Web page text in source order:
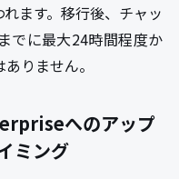
ます。移行後、チャッ
でに最大24時間程度か
りません。
へのアップ
ミング